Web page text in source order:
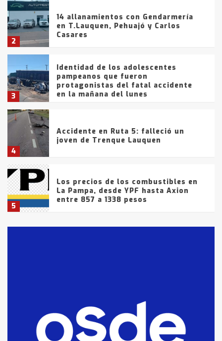
2
14 allanamientos con Gendarmería
en T.Lauquen, Pehuajó y Carlos
Casares
3
Identidad de los adolescentes
pampeanos que fueron
protagonistas del fatal accidente
en la mañana del lunes
4
Accidente en Ruta 5: falleció un
joven de Trenque Lauquen
5
Los precios de los combustibles en
La Pampa, desde YPF hasta Axion
entre 857 a 1338 pesos
fueron detenidos por
comercialización de drogas en la
tarde del sábado